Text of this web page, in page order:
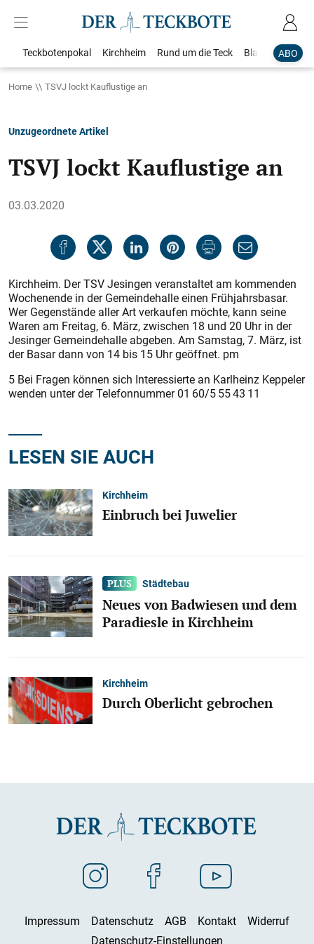
ABO
Teckbotenpokal Kirchheim Rund um die Teck Blaulicht
Home TSVJ lockt Kauflustige an
Unzugeordnete Artikel
TSVJ lockt Kauflustige an
03.03.2020
Kirchheim. Der TSV Jesingen veranstaltet am kommenden
Wochenende in der Gemeindehalle einen Frühjahrsbasar.
Wer Gegenstände aller Art verkaufen möchte, kann seine
Waren am Freitag, 6. März, zwischen 18 und 20 Uhr in der
Jesinger Gemeindehalle abgeben. Am Samstag, 7. März, ist
der Basar dann von 14 bis 15 Uhr geöffnet. pm
5 Bei Fragen können sich Interessierte an Karlheinz Keppeler
wenden unter der Telefonnummer 01 60/5 55 43 11
LESEN SIE AUCH
Kirchheim
Einbruch bei Juwelier
Städtebau
Neues von Badwiesen und dem
Paradiesle in Kirchheim
Kirchheim
Durch Oberlicht gebrochen
Impressum Datenschutz AGB Kontakt
Widerruf
Datenschutz-Einstellungen